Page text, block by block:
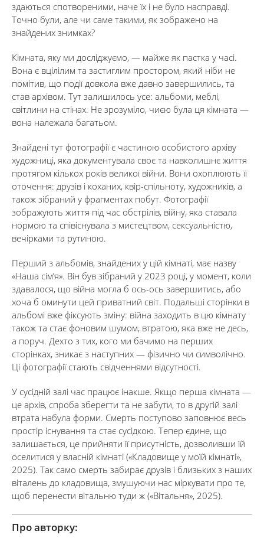
здаються спотвореними, наче їх і не було насправді.
Точно були, але чи саме такими, як зображено на
знайдених знимках?
Кімната, яку ми досліджуємо, — майже як пастка у часі.
Вона є вцілілим та застиглим простором, який ніби не
помітив, що події довкола вже давно завершились, та
став архівом. Тут залишилось усе: альбоми, меблі,
світлини на стінах. Не зрозуміло, чиєю була ця кімната —
вона належала багатьом.
Знайдені тут фотографії є частиною особистого архіву
художниці, яка документувала своє та навколишнє життя
протягом кількох років великої війни. Вони охоплюють її
оточення: друзів і коханих, квір-спільноту, художників, а
також зібраний у фрагментах побут. Фотографії
зображують життя під час обстрілів, війну, яка ставала
нормою та співіснувала з мистецтвом, сексуальністю,
вечірками та рутиною.
Перший з альбомів, знайдених у цій кімнаті, має назву
«Наша сім’я». Він був зібраний у 2023 році, у момент, коли
здавалося, що війна могла б ось-ось завершитись, або
хоча б оминути цей приватний світ. Подальші сторінки в
альбомі вже фіксують зміну: війна заходить в цю кімнату
також та стає фоновим шумом, втратою, яка вже не десь,
а поруч. Дехто з тих, кого ми бачимо на перших
сторінках, зникає з наступних — фізично чи символічно.
Ці фотографії стають свідченнями відсутності.
У сусідній залі час працює інакше. Якщо перша кімната —
це архів, спроба зберегти та не забути, то в другій залі
втрата набула форми. Смерть поступово заповнює весь
простір існування та стає сусідкою. Тепер єдине, що
залишається, це прийняти її присутність, дозволивши їй
оселитися у власній кімнаті («Кладовище у моїй кімнаті»,
2025). Так само смерть забирає друзів і близьких з наших
віталень до кладовища, змушуючи нас міркувати про те,
щоб перенести вітальню туди ж («Вітальня», 2025).
Про авторку: